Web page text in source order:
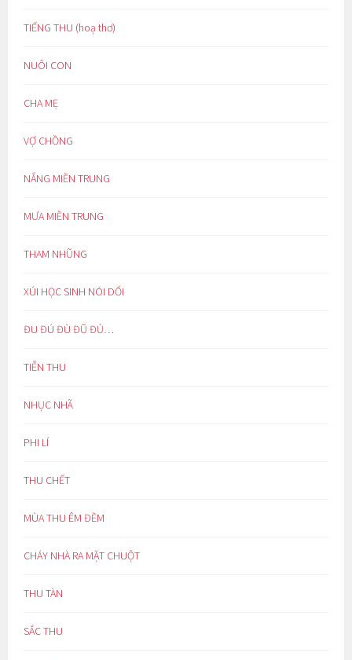
TIẾNG THU (hoạ thơ)
NUÔI CON
CHA MẸ
VỢ CHỒNG
NẮNG MIỀN TRUNG
MƯA MIỀN TRUNG
THAM NHŨNG
XÚI HỌC SINH NÓI DỐI
ĐU ĐÚ ĐÙ ĐŨ ĐỦ…
TIỄN THU
NHỤC NHÃ
PHI LÍ
THU CHẾT
MÙA THU ÊM ĐỀM
CHÁY NHÀ RA MẶT CHUỘT
THU TÀN
SẮC THU